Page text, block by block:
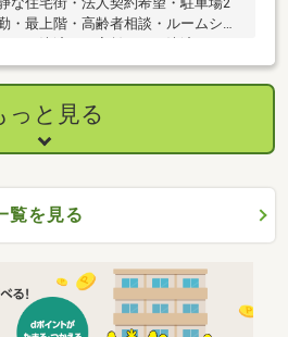
・最上階・高齢者相談・ルームシェ
っと見る
覧を見る